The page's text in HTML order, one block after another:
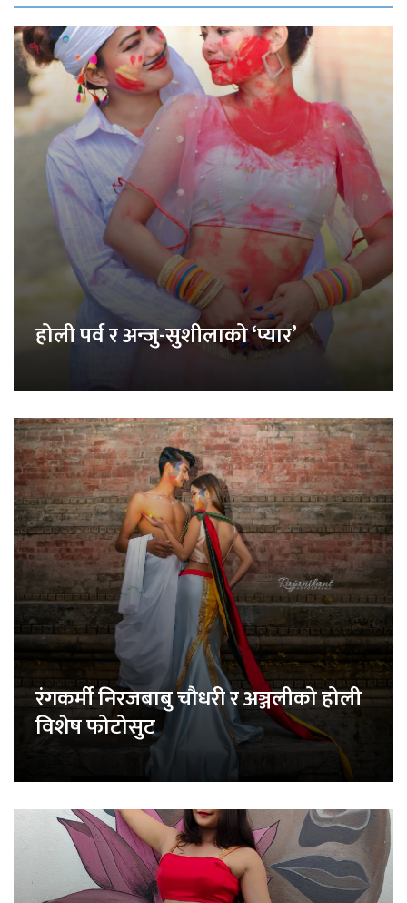
होली पर्व र अन्जु-सुशीलाको ‘प्यार’
रंगकर्मी निरजबाबु चौधरी र अञ्जलीको होली
विशेष फोटोसुट